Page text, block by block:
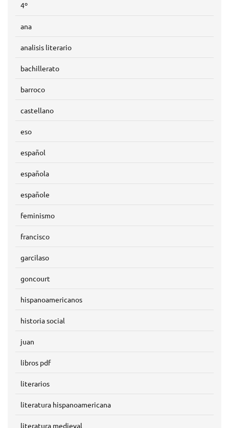
4º
ana
analisis literario
bachillerato
barroco
castellano
eso
español
española
españole
feminismo
francisco
garcilaso
goncourt
hispanoamericanos
historia social
juan
libros pdf
literarios
literatura hispanoamericana
literatura medieval